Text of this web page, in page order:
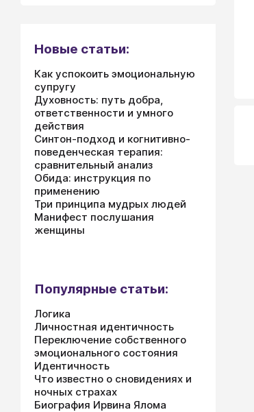
Новые статьи:
Как успокоить эмоциональную
супругу
Духовность: путь добра,
ответственности и умного
действия
Синтон-подход и когнитивно-
поведенческая терапия:
сравнительный анализ
Обида: инструкция по
применению
Три принципа мудрых людей
Манифест послушания
женщины
Популярные статьи:
Логика
Личностная идентичность
Переключение собственного
эмоционального состояния
Идентичность
Что известно о сновидениях и
ночных страхах
Биография Ирвина Ялома